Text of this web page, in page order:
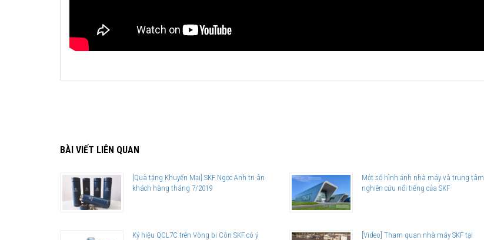
BÀI VIẾT LIÊN QUAN
[Quà tặng Khuyến Mại] SKF Ngọc Anh tri ân
khách hàng tháng 7/2019
Một số hình ảnh nhà máy và trung tâm
nghiên cứu nổi tiếng của SKF
Ký hiệu QCL7C trên Vòng bi Côn SKF có ý
[Video] Tham quan nhà máy SKF tại